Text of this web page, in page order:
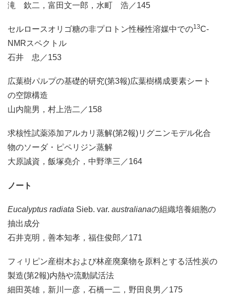
滝 欽二，富田文一郎，水町 浩／145
セルロースオリゴ糖の非プロトン性極性溶媒中での13C-
NMRスペクトル
石井 忠／153
広葉樹パルプの基礎的研究(第3報)広葉樹構成要素シート
の空隙構造
山内龍男，村上浩二／158
求核性試薬添加アルカリ蒸解(第2報)リグニンモデル化合
物のソーダ・ピペリジン蒸解
大原誠資，飯塚堯介，中野準三／164
ノート
Eucalyptus radiata Sieb. var. australianaの組織培養細胞の
抽出成分
石井克明，善本知孝，福住俊郎／171
フィリピン産樹木および林産廃棄物を原料とする活性炭の
製造(第2報)内熱や流動賦活法
細田英雄，新川一彦，石橋一二，野田良男／175